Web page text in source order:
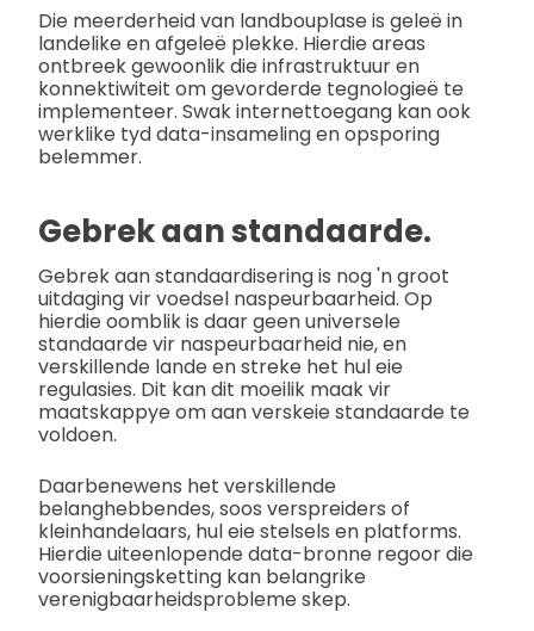
Die meerderheid van landbouplase is geleë in
landelike en afgeleë plekke. Hierdie areas
ontbreek gewoonlik die infrastruktuur en
konnektiwiteit om gevorderde tegnologieë te
implementeer. Swak internettoegang kan ook
werklike tyd data-insameling en opsporing
belemmer.
Gebrek aan standaarde.
Gebrek aan standaardisering is nog 'n groot
uitdaging vir voedsel naspeurbaarheid. Op
hierdie oomblik is daar geen universele
standaarde vir naspeurbaarheid nie, en
verskillende lande en streke het hul eie
regulasies. Dit kan dit moeilik maak vir
maatskappye om aan verskeie standaarde te
voldoen.
Daarbenewens het verskillende
belanghebbendes, soos verspreiders of
kleinhandelaars, hul eie stelsels en platforms.
Hierdie uiteenlopende data-bronne regoor die
voorsieningsketting kan belangrike
verenigbaarheidsprobleme skep.